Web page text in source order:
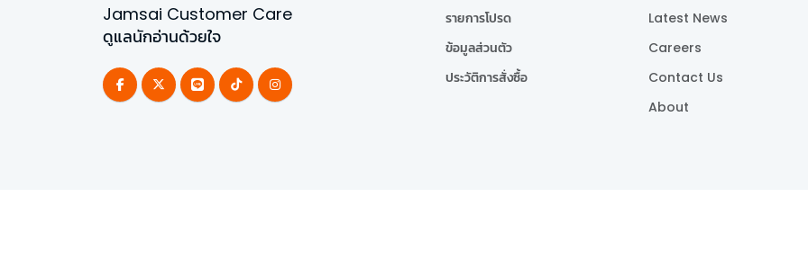
Jamsai Customer Care
ดูแลนักอ่านด้วยใจ
รายการโปรด
ข้อมูลส่วนตัว
ประวัติการสั่งซื้อ
Latest News
Careers
Contact Us
About